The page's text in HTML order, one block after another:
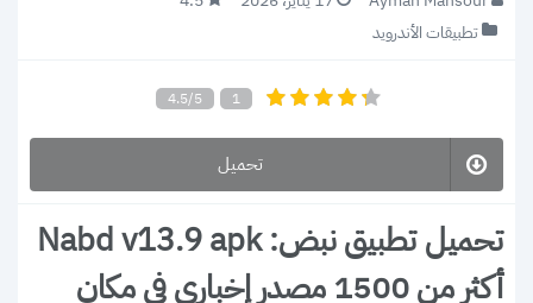
تطبيقات الأندرويد
4.5/5 1
تحميل
تحميل تطبيق نبض: Nabd v13.9 apk
أكثر من 1500 مصدر إخباري في مكان